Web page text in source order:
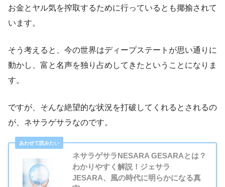
お金とヤル気を搾取するために行っているとも揶揄されて
います。
そう考えると、今の世界はディープステートが思い通りに
動かし、富と名声を独り占めしてきたということになりま
す。
ですが、そんな絶望的な状況を打破してくれるとされるの
が、ネサラゲサラなのです。
ネサラゲサラNESARA GESARAとは？
わかりやすく解説！ジェサラ
JESARA、風の時代に明らかになる真